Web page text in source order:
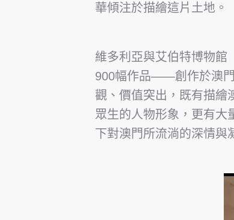
華傾注於描繪這片土地。
維多利亞與艾伯特博物
900幅作品——創作於澳門
觀、價值突出，既有描繪
眾生的人物形象，更有大
下對澳門所流淌的深情與